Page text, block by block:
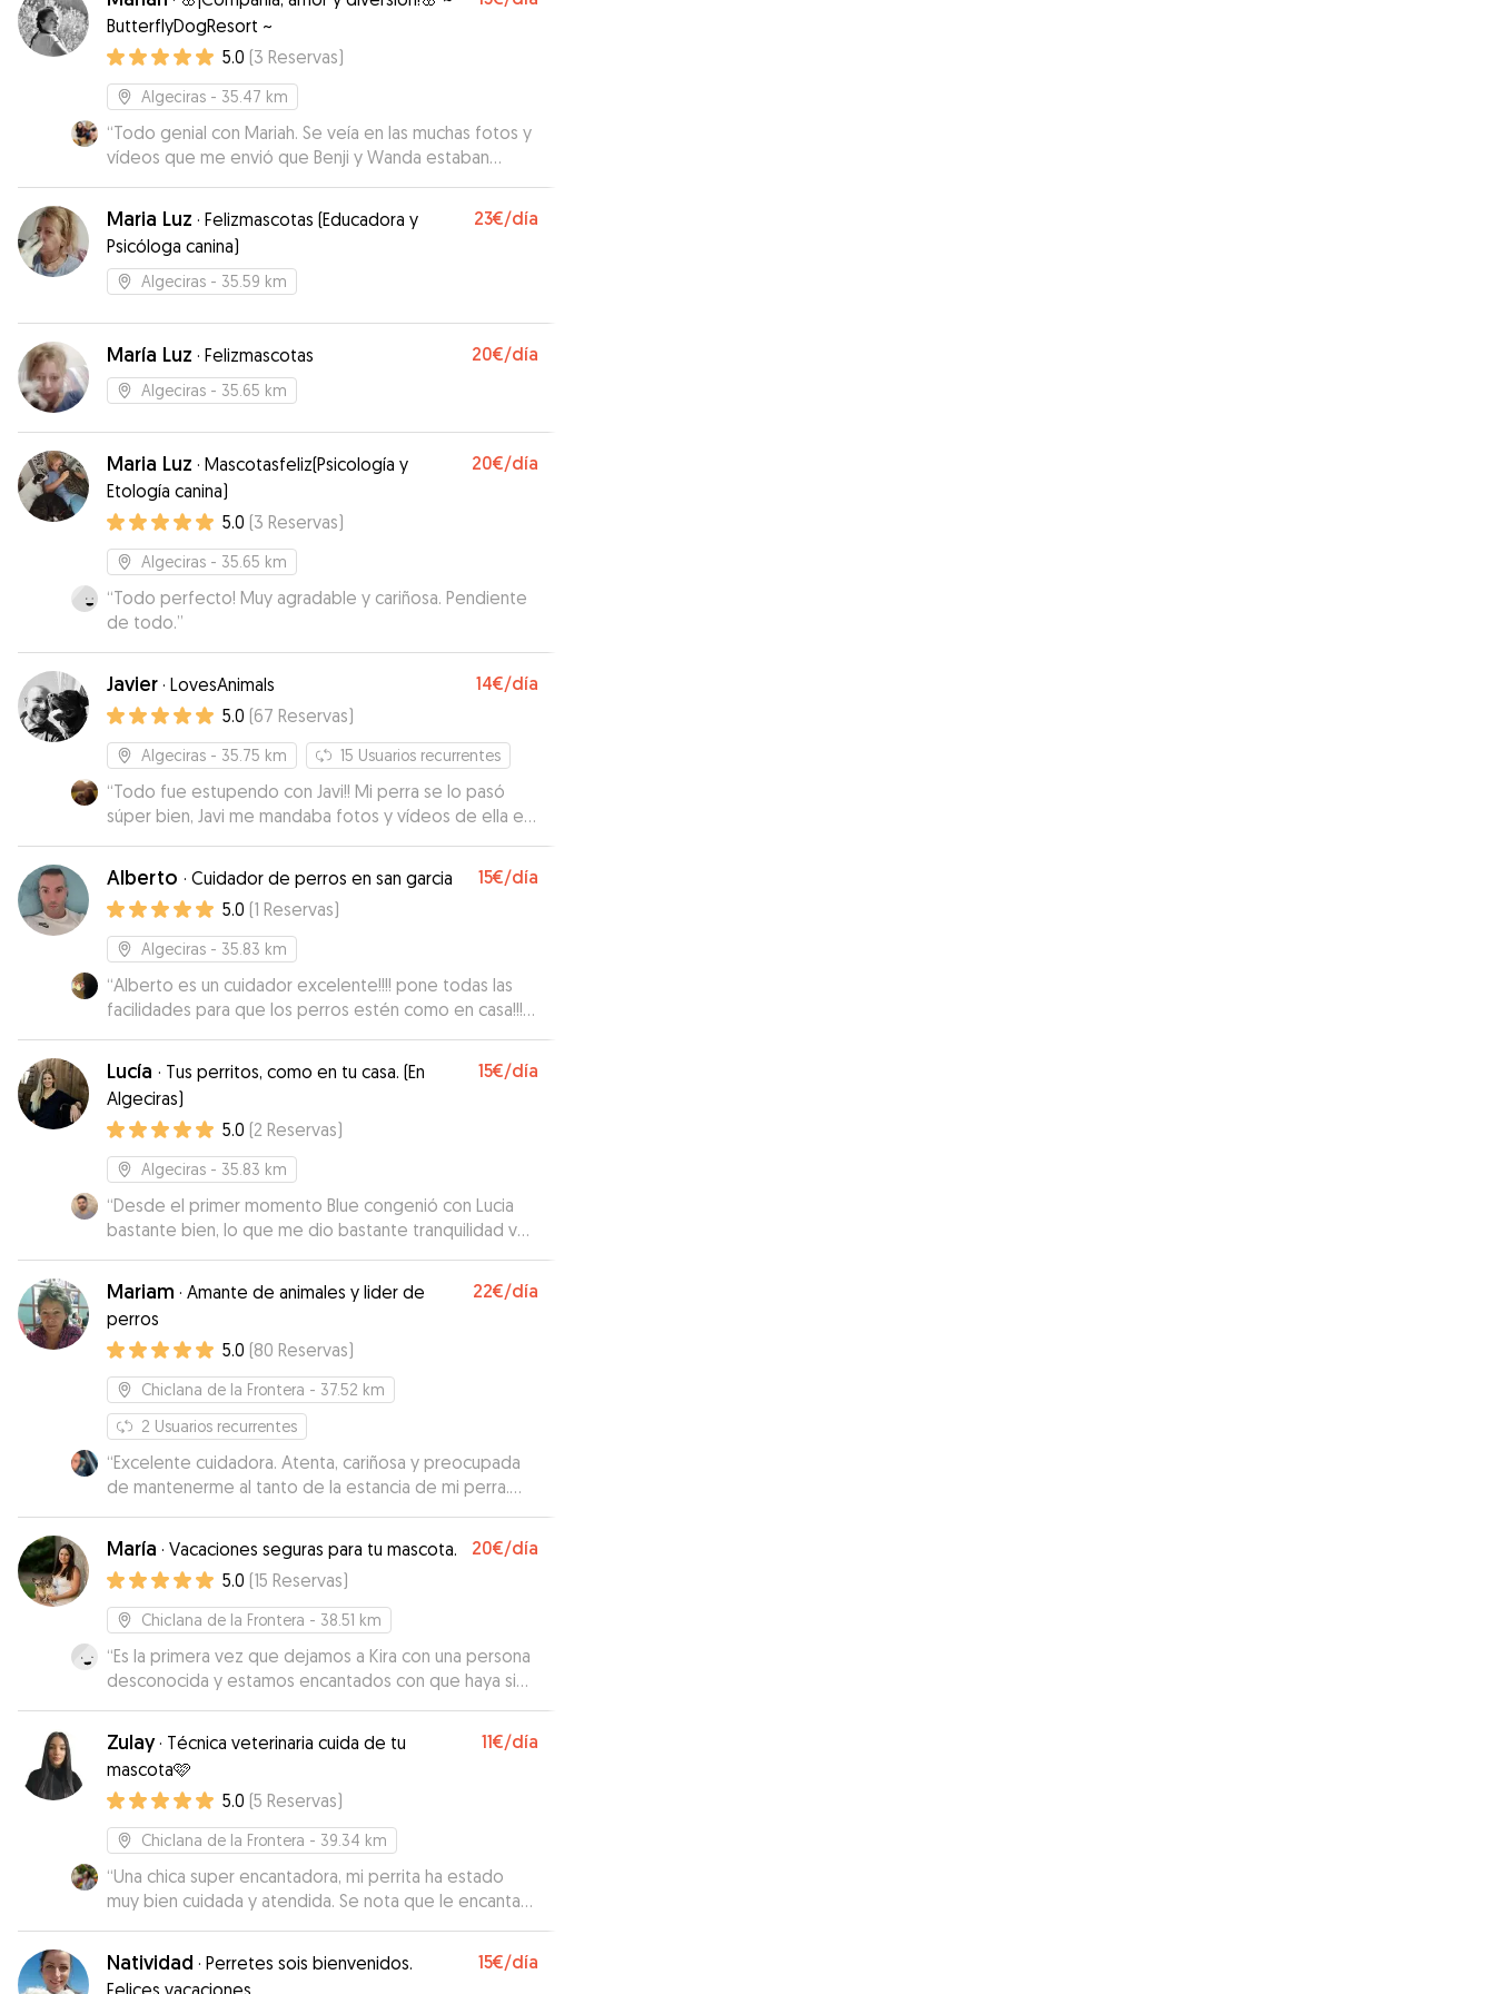
ButterflyDogResort ~
5.0 (3 Reservas)
Algeciras - 35.47 km
“Todo genial con Mariah. Se veía en las muchas fotos y
vídeos que me envió que Benji y Wanda estaban
encantados de estar con ella. ¡Un 10 en todo!”
Maria Luz · Felizmascotas (Educadora y
Psicóloga canina)
23€/día
Algeciras - 35.59 km
María Luz · Felizmascotas 20€/día
Algeciras - 35.65 km
Maria Luz · Mascotasfeliz(Psicología y
Etología canina)
20€/día
5.0 (3 Reservas)
Algeciras - 35.65 km
“Todo perfecto! Muy agradable y cariñosa. Pendiente
de todo.”
Javier · LovesAnimals 14€/día
5.0 (67 Reservas)
Algeciras - 35.75 km 15 Usuarios recurrentes
“Todo fue estupendo con Javi!! Mi perra se lo pasó
súper bien, Javi me mandaba fotos y vídeos de ella en
el parque de perros y en la calle y se le veía súper
feliz y tranquila. Además tenía que recoger a mi perra
en casa y sin ningún problema, y acudió más que
puntual. Recomiendo totalmente. 😊
Alberto · Cuidador de perros en san garcia 15€/día
5.0 (1 Reservas)
Algeciras - 35.83 km
“Alberto es un cuidador excelente!!!! pone todas las
facilidades para que los perros estén como en casa!!!
Total tranquilidad, gracias por todo!!!! 😊”
Lucía · Tus perritos, como en tu casa. (En
Algeciras)
15€/día
5.0 (2 Reservas)
Algeciras - 35.83 km
“Desde el primer momento Blue congenió con Lucia
bastante bien, lo que me dio bastante tranquilidad ver
que estaba tan agusto en su casa. Lucia me envió
videos y fotos todos los días para hacerme saber
como estaba. La recomiendo y volvería a dejarla con
ella! Gracias Lucia !
Mariam · Amante de animales y lider de
perros
22€/día
5.0 (80 Reservas)
Chiclana de la Frontera - 37.52 km
2 Usuarios recurrentes
“Excelente cuidadora. Atenta, cariñosa y preocupada
de mantenerme al tanto de la estancia de mi perra.
Repetiremos.”
María · Vacaciones seguras para tu mascota. 20€/día
5.0 (15 Reservas)
Chiclana de la Frontera - 38.51 km
“Es la primera vez que dejamos a Kira con una persona
desconocida y estamos encantados con que haya sido
con María, transmite mucha confianza. Ha cuidado muy
bien de ella, si volvemos a Chiclana repetimos.
Zulay· Técnica veterinaria cuida de tu
mascota🩷
11€/día
5.0 (5 Reservas)
Chiclana de la Frontera - 39.34 km
“Una chica super encantadora, mi perrita ha estado
muy bien cuidada y atendida. Se nota que le encantan
los animales, me ha estado mandando fotos y videos
de los paseos. Sin duda volveré a repetir con ella
cuando lo necesite.”
Natividad · Perretes sois bienvenidos.
Felices vacaciones
15€/día